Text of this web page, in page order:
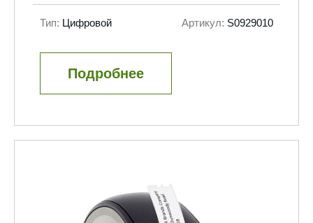
Тип: Цифровой Артикул: S0929010
Подробнее